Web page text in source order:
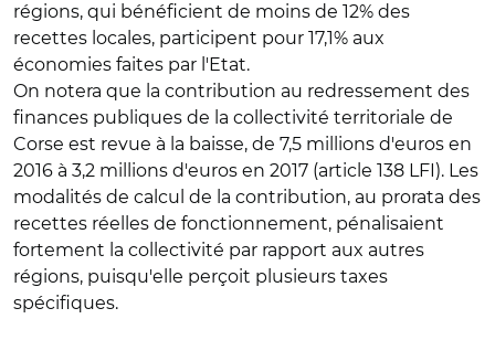
régions, qui bénéficient de moins de 12% des
recettes locales, participent pour 17,1% aux
économies faites par l'Etat.
On notera que la contribution au redressement des
finances publiques de la collectivité territoriale de
Corse est revue à la baisse, de 7,5 millions d'euros en
2016 à 3,2 millions d'euros en 2017 (article 138 LFI). Les
modalités de calcul de la contribution, au prorata des
recettes réelles de fonctionnement, pénalisaient
fortement la collectivité par rapport aux autres
régions, puisqu'elle perçoit plusieurs taxes
spécifiques.